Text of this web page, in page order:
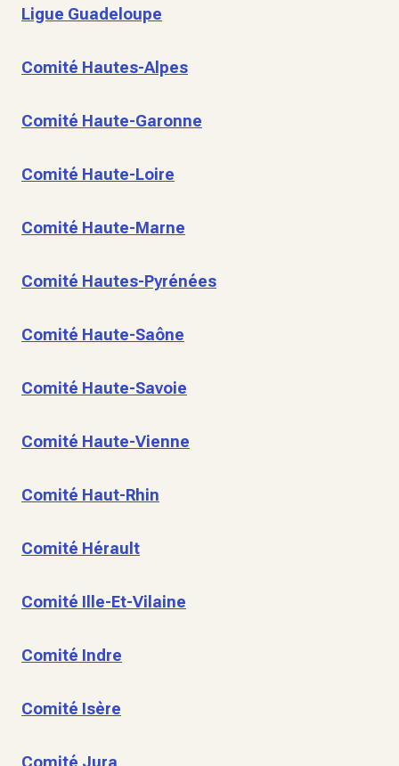
Ligue Guadeloupe
Comité Hautes-Alpes
Comité Haute-Garonne
Comité Haute-Loire
Comité Haute-Marne
Comité Hautes-Pyrénées
Comité Haute-Saône
Comité Haute-Savoie
Comité Haute-Vienne
Comité Haut-Rhin
Comité Hérault
Comité Ille-Et-Vilaine
Comité Indre
Comité Isère
Comité Jura